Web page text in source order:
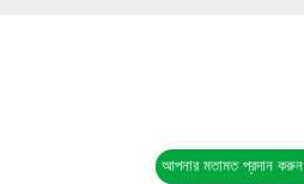
আপনার মতামত প্রদান করুন